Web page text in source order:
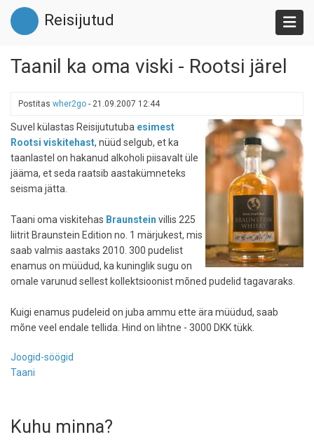
Liigu
edasi
põhisisu
Reisijutud
Taanil ka oma viski - Rootsi järel
Postitas wher2go - 21.09.2007 12:44
Suvel külastas Reisijututuba esimest
Rootsi viskitehast, nüüd selgub, et ka
taanlastel on hakanud alkoholi piisavalt üle
jääma, et seda raatsib aastakümneteks
seisma jätta.
Taani oma viskitehas Braunstein villis 225
liitrit Braunstein Edition no. 1 märjukest, mis
saab valmis aastaks 2010. 300 pudelist
enamus on müüdud, ka kuninglik sugu on
omale varunud sellest kollektsioonist mõned pudelid tagavaraks.
Kuigi enamus pudeleid on juba ammu ette ära müüdud, saab
mõne veel endale tellida. Hind on lihtne - 3000 DKK tükk.
Joogid-söögid
Taani
Kuhu minna?